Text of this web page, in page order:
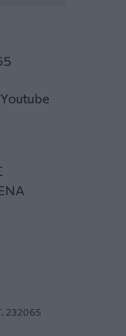
Youtube
232065